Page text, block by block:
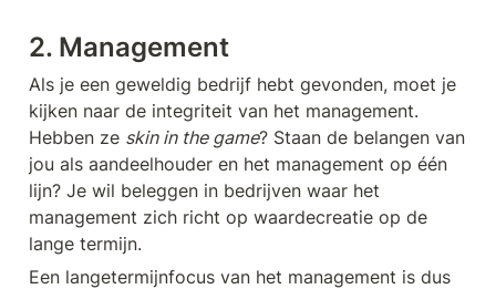
2. Management
Als je een geweldig bedrijf hebt gevonden, moet je
kijken naar de integriteit van het management.
Hebben ze skin in the game? Staan de belangen van
jou als aandeelhouder en het management op één
lijn? Je wil beleggen in bedrijven waar het
management zich richt op waardecreatie op de
lange termijn.
Een langetermijnfocus van het management is dus